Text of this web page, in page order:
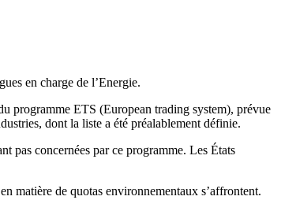
en charge de l’Energie.
programme ETS (European trading system), prévue
dont la liste a été préalablement définie.
pas concernées par ce programme. Les États
matière de quotas environnementaux s’affrontent.